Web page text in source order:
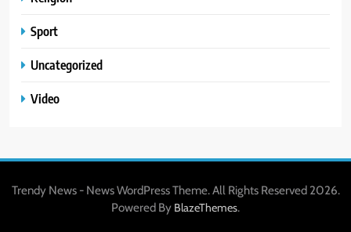
Sport
Uncategorized
Video
Trendy News - News WordPress Theme. All Rights Reserved 2026.
Powered By BlazeThemes.